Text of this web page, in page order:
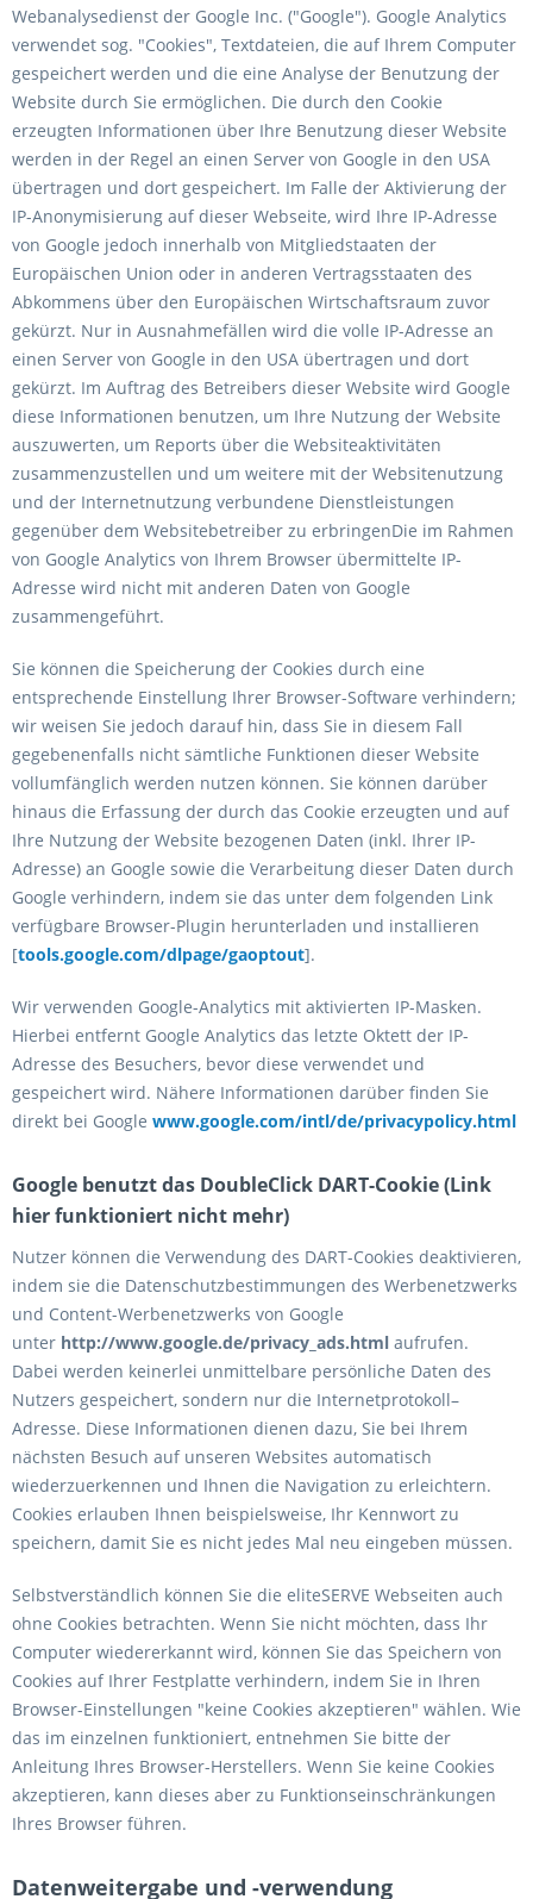
Webanalysedienst der Google Inc. ("Google"). Google Analytics
verwendet sog. "Cookies", Textdateien, die auf Ihrem Computer
gespeichert werden und die eine Analyse der Benutzung der
Website durch Sie ermöglichen. Die durch den Cookie
erzeugten Informationen über Ihre Benutzung dieser Website
werden in der Regel an einen Server von Google in den USA
übertragen und dort gespeichert. Im Falle der Aktivierung der
IP-Anonymisierung auf dieser Webseite, wird Ihre IP-Adresse
von Google jedoch innerhalb von Mitgliedstaaten der
Europäischen Union oder in anderen Vertragsstaaten des
Abkommens über den Europäischen Wirtschaftsraum zuvor
gekürzt. Nur in Ausnahmefällen wird die volle IP-Adresse an
einen Server von Google in den USA übertragen und dort
gekürzt. Im Auftrag des Betreibers dieser Website wird Google
diese Informationen benutzen, um Ihre Nutzung der Website
auszuwerten, um Reports über die Websiteaktivitäten
zusammenzustellen und um weitere mit der Websitenutzung
und der Internetnutzung verbundene Dienstleistungen
gegenüber dem Websitebetreiber zu erbringenDie im Rahmen
von Google Analytics von Ihrem Browser übermittelte IP-
Adresse wird nicht mit anderen Daten von Google
zusammengeführt.
Sie können die Speicherung der Cookies durch eine
entsprechende Einstellung Ihrer Browser-Software verhindern;
wir weisen Sie jedoch darauf hin, dass Sie in diesem Fall
gegebenenfalls nicht sämtliche Funktionen dieser Website
vollumfänglich werden nutzen können. Sie können darüber
hinaus die Erfassung der durch das Cookie erzeugten und auf
Ihre Nutzung der Website bezogenen Daten (inkl. Ihrer IP-
Adresse) an Google sowie die Verarbeitung dieser Daten durch
Google verhindern, indem sie das unter dem folgenden Link
verfügbare Browser-Plugin herunterladen und installieren
[tools.google.com/dlpage/gaoptout].
Wir verwenden Google-Analytics mit aktivierten IP-Masken.
Hierbei entfernt Google Analytics das letzte Oktett der IP-
Adresse des Besuchers, bevor diese verwendet und
gespeichert wird. Nähere Informationen darüber finden Sie
direkt bei Google www.google.com/intl/de/privacypolicy.html
Google benutzt das DoubleClick DART-Cookie (Link
hier funktioniert nicht mehr)
Nutzer können die Verwendung des DART-Cookies deaktivieren,
indem sie die Datenschutzbestimmungen des Werbenetzwerks
und Content-Werbenetzwerks von Google
unter http://www.google.de/privacy_ads.html aufrufen.
Dabei werden keinerlei unmittelbare persönliche Daten des
Nutzers gespeichert, sondern nur die Internetprotokoll–
Adresse. Diese Informationen dienen dazu, Sie bei Ihrem
nächsten Besuch auf unseren Websites automatisch
wiederzuerkennen und Ihnen die Navigation zu erleichtern.
Cookies erlauben Ihnen beispielsweise, Ihr Kennwort zu
speichern, damit Sie es nicht jedes Mal neu eingeben müssen.
Selbstverständlich können Sie die eliteSERVE Webseiten auch
ohne Cookies betrachten. Wenn Sie nicht möchten, dass Ihr
Computer wiedererkannt wird, können Sie das Speichern von
Cookies auf Ihrer Festplatte verhindern, indem Sie in Ihren
Browser-Einstellungen "keine Cookies akzeptieren" wählen. Wie
das im einzelnen funktioniert, entnehmen Sie bitte der
Anleitung Ihres Browser-Herstellers. Wenn Sie keine Cookies
akzeptieren, kann dieses aber zu Funktionseinschränkungen
Ihres Browser führen.
Datenweitergabe und -verwendung